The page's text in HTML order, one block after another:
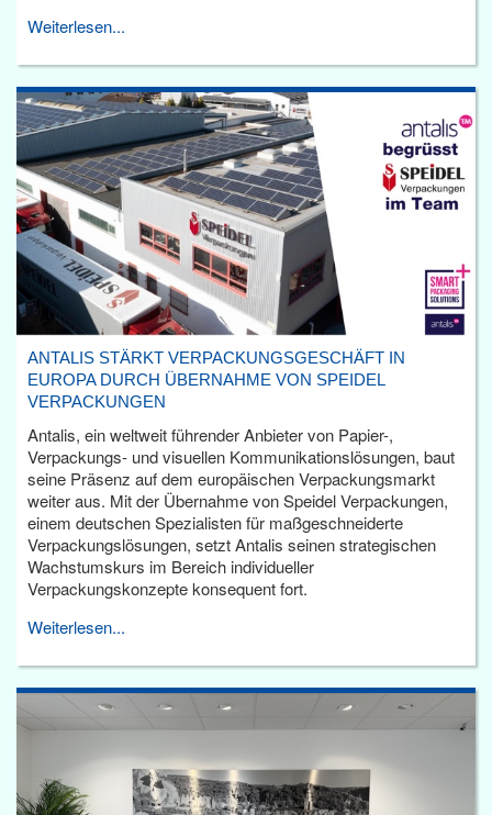
Weiterlesen...
ANTALIS STÄRKT VERPACKUNGSGESCHÄFT IN
EUROPA DURCH ÜBERNAHME VON SPEIDEL
VERPACKUNGEN
Antalis, ein weltweit führender Anbieter von Papier-,
Verpackungs- und visuellen Kommunikationslösungen, baut
seine Präsenz auf dem europäischen Verpackungsmarkt
weiter aus. Mit der Übernahme von Speidel Verpackungen,
einem deutschen Spezialisten für maßgeschneiderte
Verpackungslösungen, setzt Antalis seinen strategischen
Wachstumskurs im Bereich individueller
Verpackungskonzepte konsequent fort.
Weiterlesen...